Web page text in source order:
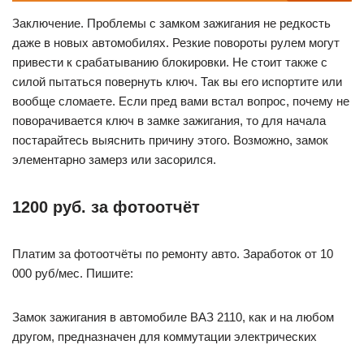
Заключение. Проблемы с замком зажигания не редкость
даже в новых автомобилях. Резкие повороты рулем могут
привести к срабатыванию блокировки. Не стоит также с
силой пытаться повернуть ключ. Так вы его испортите или
вообще сломаете. Если пред вами встал вопрос, почему не
поворачивается ключ в замке зажигания, то для начала
постарайтесь выяснить причину этого. Возможно, замок
элементарно замерз или засорился.
1200 руб. за фотоотчёт
Платим за фотоотчёты по ремонту авто. Заработок от 10
000 руб/мес. Пишите:
Замок зажигания в автомобиле ВАЗ 2110, как и на любом
другом, предназначен для коммутации электрических